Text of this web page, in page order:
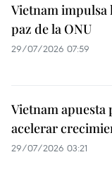
Vietnam impulsa
paz de la ONU
29/07/2026 07:59
Vietnam apuesta
acelerar
29/07/2026 03:21